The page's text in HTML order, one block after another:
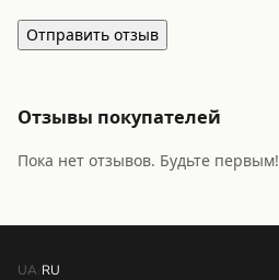
Отправить отзыв
Отзывы покупателей
Пока нет отзывов. Будьте первым!
UA RU